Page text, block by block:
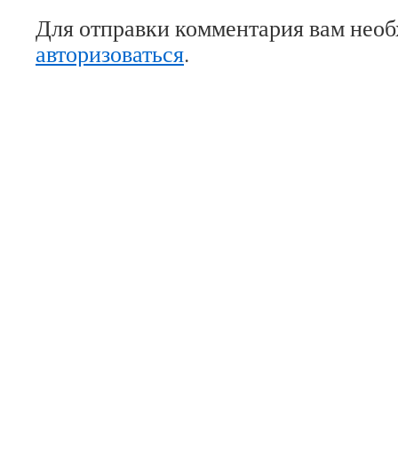
Для отправки комментария вам
авторизоваться.